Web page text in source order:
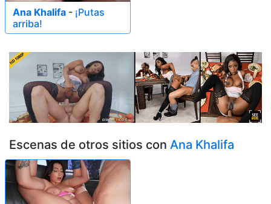
Ana Khalifa - ¡Putas
arriba!
Escenas de otros sitios con Ana Khalifa